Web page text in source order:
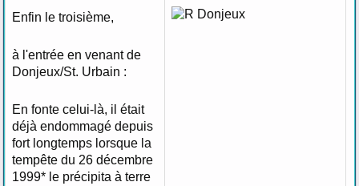
Enfin le troisième,
à l'entrée en venant de
Donjeux/St. Urbain :
En fonte celui-là, il était
déjà endommagé depuis
fort longtemps lorsque la
tempête du 26 décembre
1999* le précipita à terre